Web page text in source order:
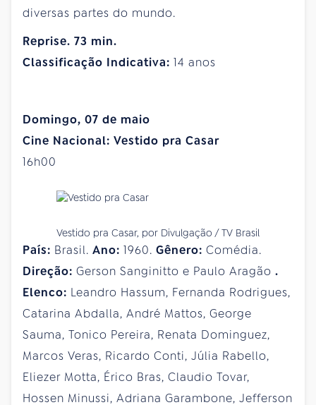
diversas partes do mundo.
Reprise. 73 min.
Classificação Indicativa: 14 anos
Domingo, 07 de maio
Cine Nacional: Vestido pra Casar
16h00
Vestido pra Casar, por Divulgação / TV Brasil
País: Brasil. Ano: 1960. Gênero: Comédia.
Direção: Gerson Sanginitto e Paulo Aragão .
Elenco: Leandro Hassum, Fernanda Rodrigues,
Catarina Abdalla, André Mattos, George
Sauma, Tonico Pereira, Renata Dominguez,
Marcos Veras, Ricardo Conti, Júlia Rabello,
Eliezer Motta, Érico Bras, Claudio Tovar,
Hossen Minussi, Adriana Garambone, Jefferson